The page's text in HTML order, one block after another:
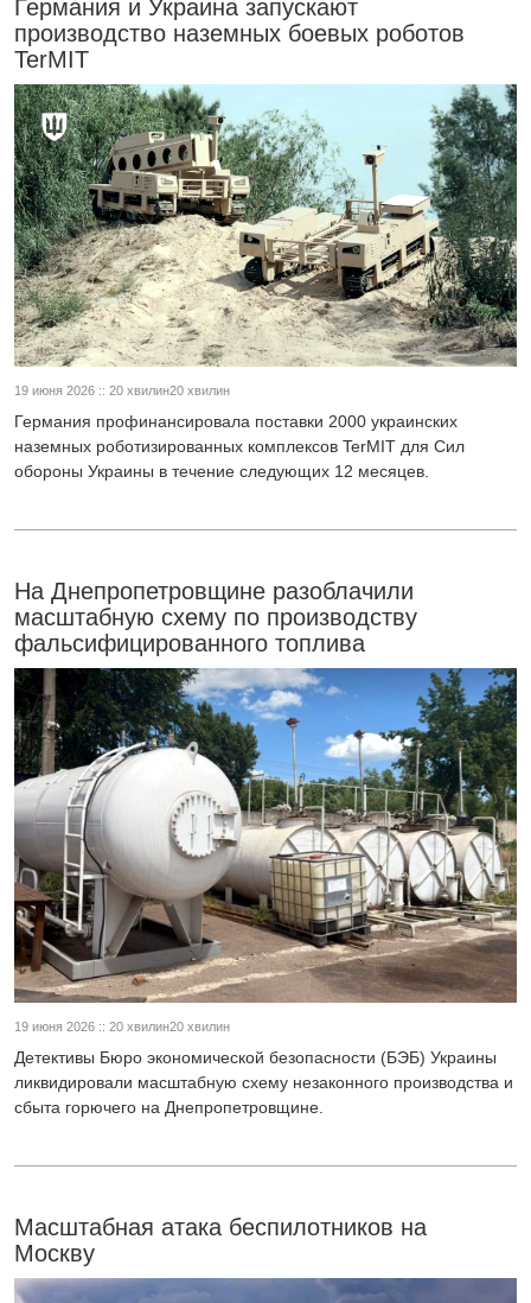
Германия и Украина запускают
производство наземных боевых роботов
TerMIT
19 июня 2026 :: 20 хвилин20 хвилин
Германия профинансировала поставки 2000 украинских
наземных роботизированных комплексов TerMIT для Сил
обороны Украины в течение следующих 12 месяцев.
На Днепропетровщине разоблачили
масштабную схему по производству
фальсифицированного топлива
19 июня 2026 :: 20 хвилин20 хвилин
Детективы Бюро экономической безопасности (БЭБ) Украины
ликвидировали масштабную схему незаконного производства и
сбыта горючего на Днепропетровщине.
Масштабная атака беспилотников на
Москву